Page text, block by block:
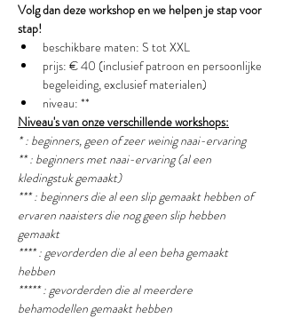
Volg dan deze workshop en we helpen je stap voor
stap!
beschikbare maten: S tot XXL
prijs: € 40 (inclusief patroon en persoonlijke
begeleiding, exclusief materialen)
niveau: **
Niveau's van onze verschillende workshops:
* : beginners, geen of zeer weinig naai-ervaring
** : beginners met naai-ervaring (al een
kledingstuk gemaakt)
*** : beginners die al een slip gemaakt hebben of
ervaren naaisters die nog geen slip hebben
gemaakt
**** : gevorderden die al een beha gemaakt
hebben
***** : gevorderden die al meerdere
behamodellen gemaakt hebben